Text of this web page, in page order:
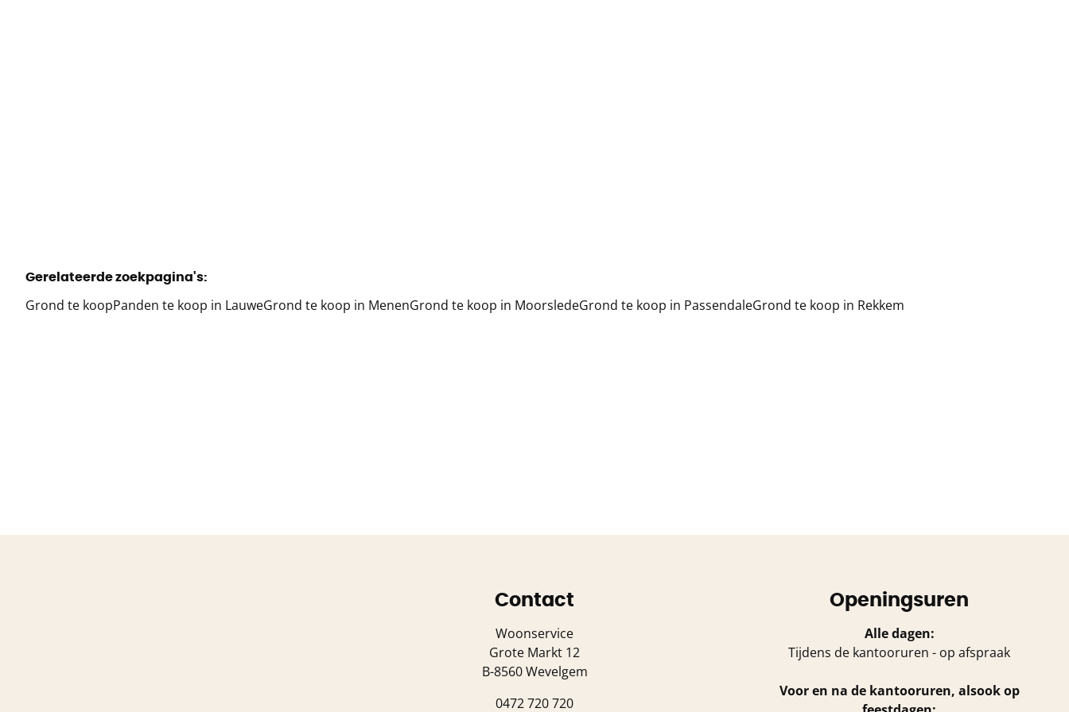
Gerelateerde zoekpagina's:
Grond te koopPanden te koop in LauweGrond te koop in MenenGrond te koop in MoorsledeGrond te koop in PassendaleGrond te koop in Rekkem
Contact
Woonservice
Grote Markt 12
B-8560 Wevelgem
0472 720 720
Openingsuren
Alle dagen:
Tijdens de kantooruren - op afspraak
Voor en na de kantooruren, alsook op